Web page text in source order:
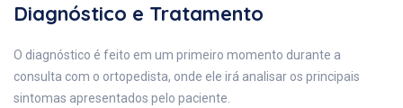
Diagnóstico e Tratamento
O diagnóstico é feito em um primeiro momento durante a
consulta com o ortopedista, onde ele irá analisar os principais
sintomas apresentados pelo paciente.